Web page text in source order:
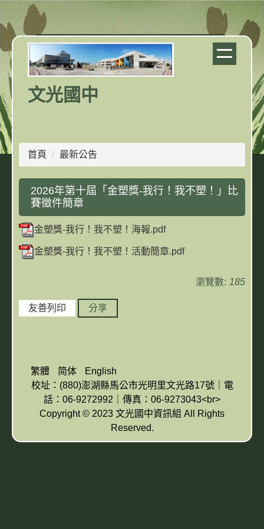
跳
到
主
要
內
容
區
文光國中
首頁 最新公告
2026年第十屆「金塑獎-我行！我不塑！」比
賽徵件簡章
金塑獎-我行！我不塑！海報.pdf
金塑獎-我行！我不塑！活動簡章.pdf
瀏覽數: 185
友善列印 分享
繁體 简体
English
校址：(880)澎湖縣馬公市光明里文光路17號｜電
話：06-9272992｜傳真：06-9273043<br>
Copyright © 2023 文光國中資訊組 All Rights
Reserved.